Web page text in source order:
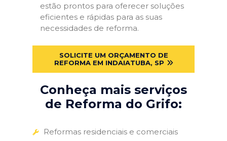
estão prontos para oferecer soluções
eficientes e rápidas para as suas
necessidades de reforma.
SOLICITE UM ORÇAMENTO DE
REFORMA EM INDAIATUBA, SP
Conheça mais serviços
de Reforma do Grifo:
Reformas residenciais e comerciais